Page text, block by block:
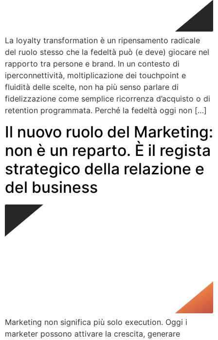
La loyalty transformation è un ripensamento radicale
del ruolo stesso che la fedeltà può (e deve) giocare nel
rapporto tra persone e brand. In un contesto di
iperconnettività, moltiplicazione dei touchpoint e
fluidità delle scelte, non ha più senso parlare di
fidelizzazione come semplice ricorrenza d’acquisto o di
retention programmata. Perché la fedeltà oggi non […]
Il nuovo ruolo del Marketing:
non è un reparto. È il regista
strategico della relazione e
del business
Marketing non significa più solo execution. Oggi i
marketer possono attivare la crescita, generare